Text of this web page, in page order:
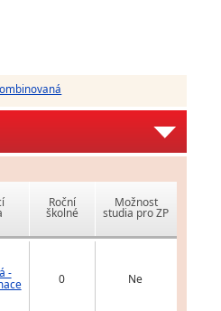
Roční
školné
Možnost
studia pro ZP
- 0 Ne